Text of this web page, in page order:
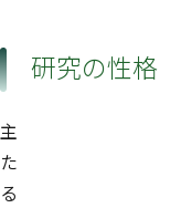
研究の性格
主
た
る